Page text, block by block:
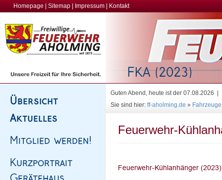
Homepage Sitemap Impressum Kontakt
Guten Abend, heute ist der 07.08.2026 |
Sie sind hier: ff-aholming.de » Fahrzeuge
Feuerwehr-